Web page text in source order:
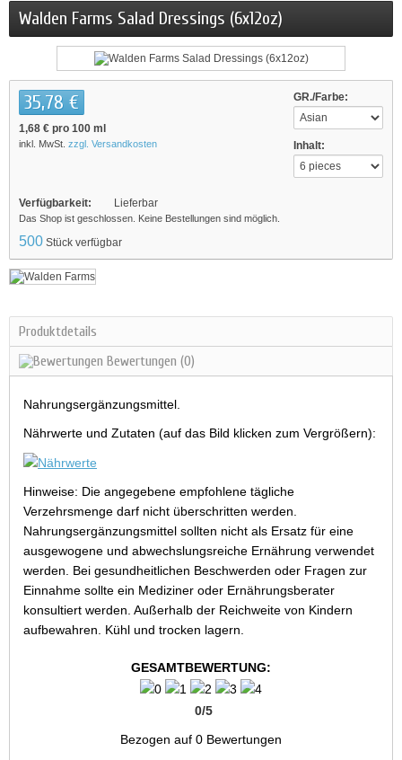
Walden Farms Salad Dressings (6x12oz)
GR./Farbe:
Inhalt:
35,78 €
1,68 € pro 100 ml
inkl. MwSt. zzgl. Versandkosten
Verfügbarkeit: Lieferbar
Das Shop ist geschlossen. Keine Bestellungen sind möglich.
500 Stück verfügbar
Produktdetails
Bewertungen (0)
Nahrungsergänzungsmittel.
Nährwerte und Zutaten (auf das Bild klicken zum Vergrößern):
Hinweise: Die angegebene empfohlene tägliche
Verzehrsmenge darf nicht überschritten werden.
Nahrungsergänzungsmittel sollten nicht als Ersatz für eine
ausgewogene und abwechslungsreiche Ernährung verwendet
werden. Bei gesundheitlichen Beschwerden oder Fragen zur
Einnahme sollte ein Mediziner oder Ernährungsberater
konsultiert werden. Außerhalb der Reichweite von Kindern
aufbewahren. Kühl und trocken lagern.
GESAMTBEWERTUNG:
0/5
Bezogen auf 0 Bewertungen